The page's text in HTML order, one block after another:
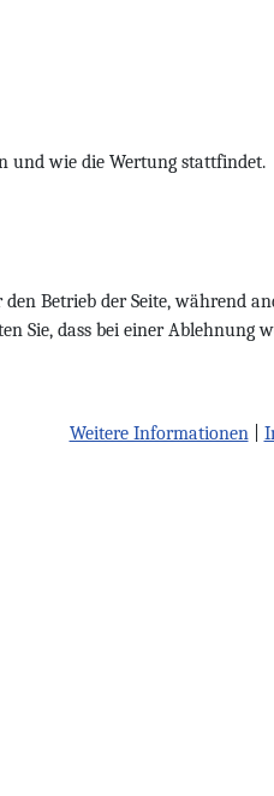
und wie die Wertung stattfindet.
Betrieb der Seite, während
Sie, dass bei einer
Weitere Informationen